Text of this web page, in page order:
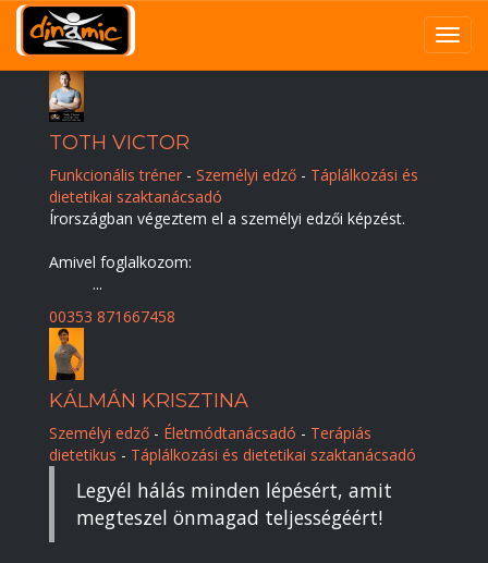
tartalomra
TOTH VICTOR
Funkcionális tréner - Személyi edző - Táplálkozási és
dietetikai szaktanácsadó
Írországban végeztem el a személyi edzői képzést.
Amivel foglalkozom:
...
00353 871667458
KÁLMÁN KRISZTINA
Személyi edző - Életmódtanácsadó - Terápiás
dietetikus - Táplálkozási és dietetikai szaktanácsadó
Legyél hálás minden lépésért, amit
megteszel önmagad teljességéért!